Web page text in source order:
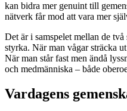
kan bidra mer genuint till
nätverk får mod att vara mer
Det är i samspelet mellan de
styrka. När man vågar sträcka
När man står fast men ändå
och medmänniska – både
Vardagens